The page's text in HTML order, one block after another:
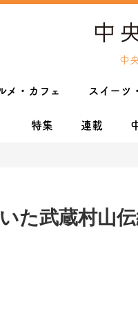
中
メ・カフェ スイーツ
特集 連載
た武蔵村山